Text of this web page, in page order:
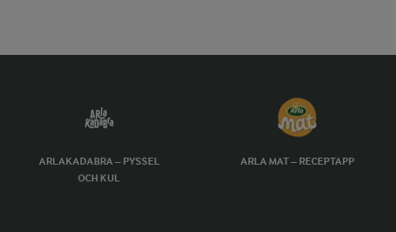
ARLAKADABRA – PYSSEL
OCH KUL
ARLA MAT – RECEPTAPP